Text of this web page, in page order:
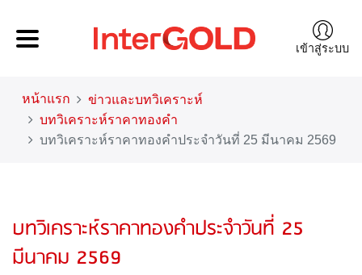
เข้าสู่ระบบ
หน้าแรก
ข่าวและบทวิเคราะห์
บทวิเคราะห์ราคาทองคำ
บทวิเคราะห์ราคาทองคำประจำวันที่ 25 มีนาคม 2569
บทวิเคราะห์ราคาทองคำประจำวันที่ 25
มีนาคม 2569